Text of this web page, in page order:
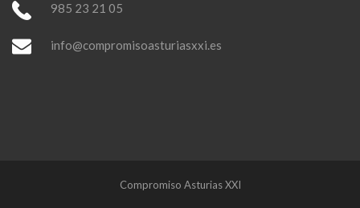
985 23 21 05
info@compromisoasturiasxxi.es
Compromiso Asturias XXI